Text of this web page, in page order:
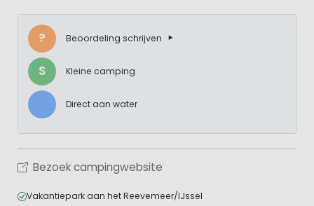
? Beoordeling schrijven
S Kleine camping
Direct aan water
Bezoek campingwebsite
Vakantiepark aan het Reevemeer/IJssel